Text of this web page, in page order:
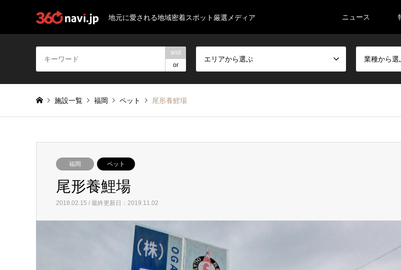
地元に愛される地域密着スポット厳選メディア ニュース
and
or
エリアから選ぶ 業種から選
施設一覧 福岡 ペット 尾形養鯉場
福岡 ペット
尾形養鯉場
2018.02.15 / 最終更新日：2019.11.02